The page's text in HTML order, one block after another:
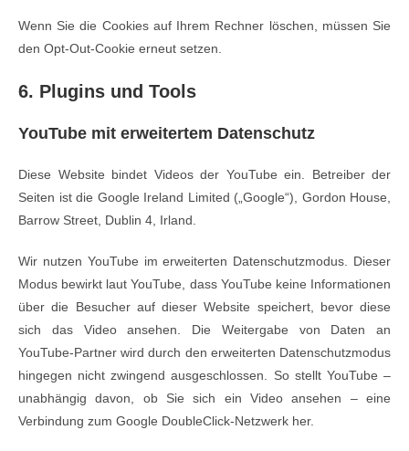
Wenn Sie die Cookies auf Ihrem Rechner löschen, müssen Sie
den Opt-Out-Cookie erneut setzen.
6. Plugins und Tools
YouTube mit erweitertem Datenschutz
Diese Website bindet Videos der YouTube ein. Betreiber der
Seiten ist die Google Ireland Limited („Google“), Gordon House,
Barrow Street, Dublin 4, Irland.
Wir nutzen YouTube im erweiterten Datenschutzmodus. Dieser
Modus bewirkt laut YouTube, dass YouTube keine Informationen
über die Besucher auf dieser Website speichert, bevor diese
sich das Video ansehen. Die Weitergabe von Daten an
YouTube-Partner wird durch den erweiterten Datenschutzmodus
hingegen nicht zwingend ausgeschlossen. So stellt YouTube –
unabhängig davon, ob Sie sich ein Video ansehen – eine
Verbindung zum Google DoubleClick-Netzwerk her.